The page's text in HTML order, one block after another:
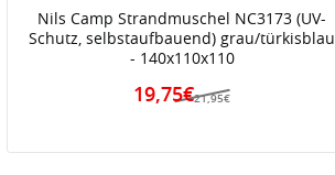
Nils Camp Strandmuschel NC3173 (UV-
Schutz, selbstaufbauend) grau/türkisblau
- 140x110x110
21,95€
19,75€